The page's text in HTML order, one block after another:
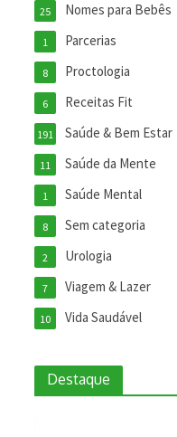
Nomes para Bebês
25
Parcerias
1
Proctologia
8
Receitas Fit
6
Saúde & Bem Estar
191
Saúde da Mente
11
Saúde Mental
1
Sem categoria
8
Urologia
2
Viagem & Lazer
7
Vida Saudável
10
Destaque